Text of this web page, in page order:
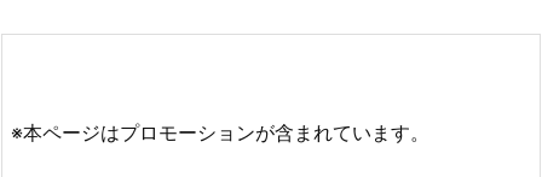
※本ページはプロモーションが含まれています。